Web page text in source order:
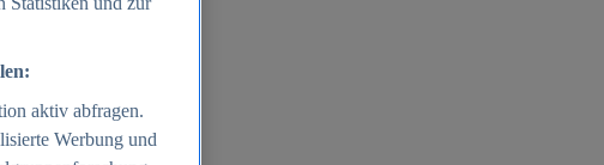
aktiv abfragen.
Werbung und